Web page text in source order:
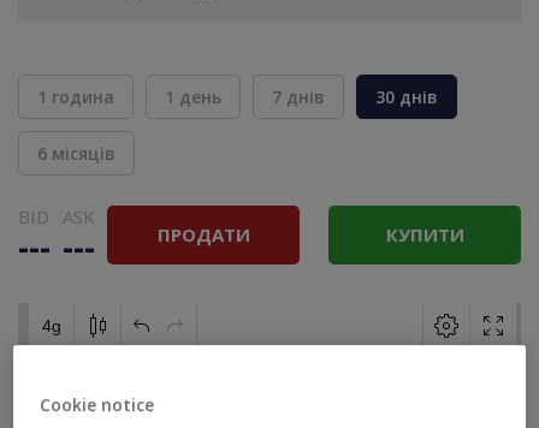
1 година 1 день 7 днів 30 днів
6 місяців
BID
---
ASK
--- ПРОДАТИ КУПИТИ
Cookie notice